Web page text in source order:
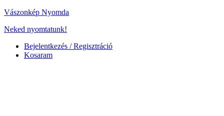
Vászonkép Nyomda
Neked nyomtatunk!
Bejelentkezés / Regisztráció
Kosaram